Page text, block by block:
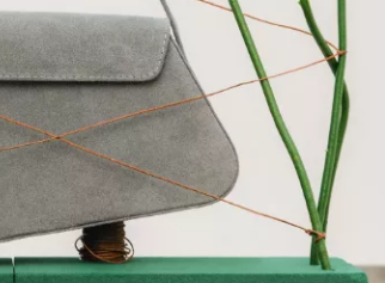
Havry
Malina
MYxMY
NANI